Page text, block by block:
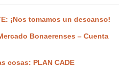
¡Nos tomamos un descanso!
Bonaerenses – Cuenta
cosas: PLAN CADE